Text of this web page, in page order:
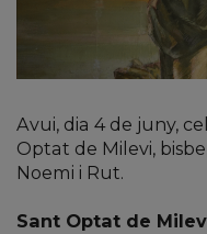
Avui, dia 4 de juny,
Optat de Milevi,
Noemi i Rut.
Sant Optat de